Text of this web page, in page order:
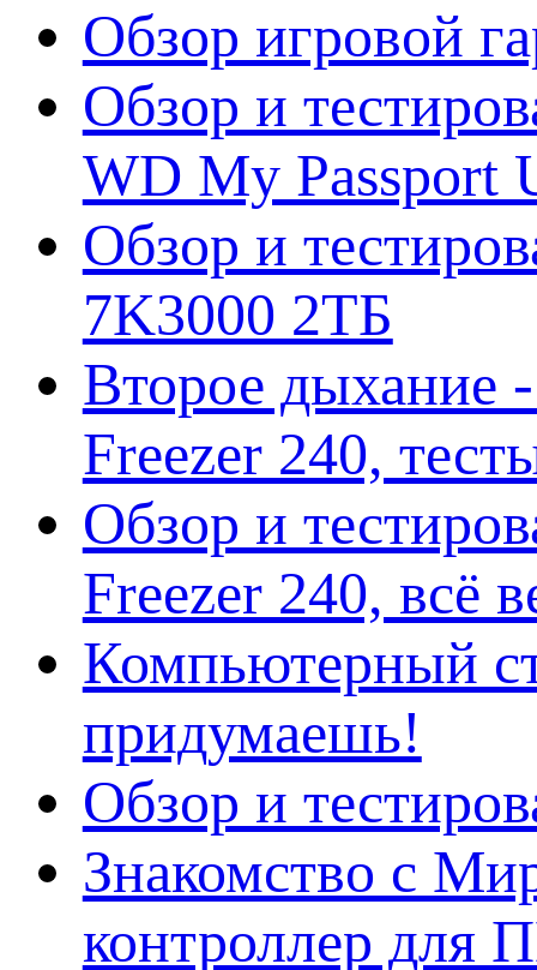
Обзор игровой
Обзор и
WD My Passport
Обзор и
7K3000 2ТБ
Второе дыхание
Freezer 240,
Обзор и
Freezer 240, всё
Компьютерный
придумаешь!
Обзор и
Знакомство с
контроллер для